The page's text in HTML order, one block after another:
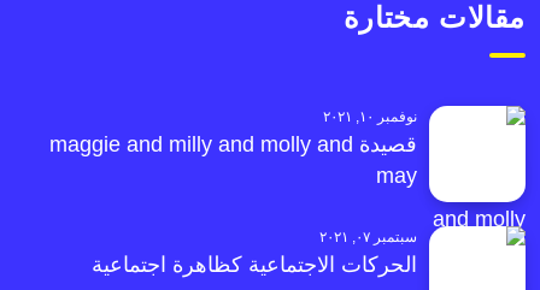
مقالات مختارة
نوفمبر ١٠, ٢٠٢١
قصيدة maggie and milly and molly and
may
سبتمبر ٠٧, ٢٠٢١
الحركات الاجتماعية كظاهرة اجتماعية